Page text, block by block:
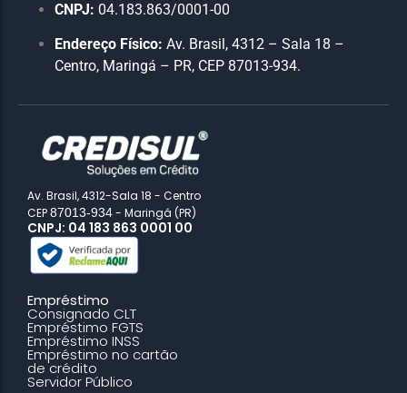
CNPJ: 04.183.863/0001-00
Endereço Físico: Av. Brasil, 4312 – Sala 18 –
Centro, Maringá – PR, CEP 87013-934.
Av. Brasil, 4312-Sala 18 - Centro
CEP87013-934- Maringá (PR)
CNPJ: 04 183 863 0001 00
Empréstimo
Consignado CLT
Empréstimo FGTS
Empréstimo INSS
Empréstimo no cartão
de crédito
Servidor Público